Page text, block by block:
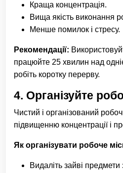
Краща концентрація.
Вища якість виконання
Менше помилок і стресу.
Рекомендації:
працюйте 25 хвилин над
робіть коротку перерву.
4. Організуйте
Чистий і організований
підвищенню концентрації і
Як організувати робоче
Видаліть зайві предмети